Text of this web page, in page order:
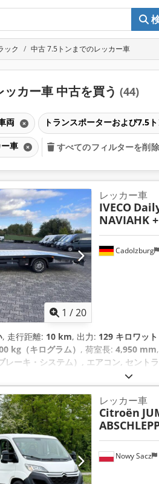
ック 中古 7.5トンまでのレッカー車
カー車 中古を買う (44)
両 トランスポーターおよび7.5
車 すべてのフィルターを削除
1 /20
Cadolzburg
レッカー車
IVECO
NAVIAHK
, 走行距離: 10 km, 出力: 129 キロワッ
kg（キログラム） , 荷室長: 4,950 mm
レーキ・システム）, エアコン, セント
Nowy Sacz
レッカー車
Citroën